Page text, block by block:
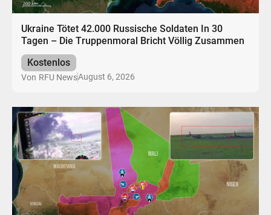
Ukraine Tötet 42.000 Russische Soldaten In 30
Tagen – Die Truppenmoral Bricht Völlig Zusammen
Kostenlos
Von RFU NewsAugust 6, 2026